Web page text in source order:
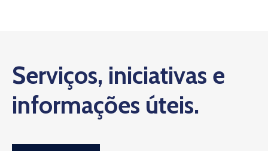
Serviços, iniciativas e
informações úteis.